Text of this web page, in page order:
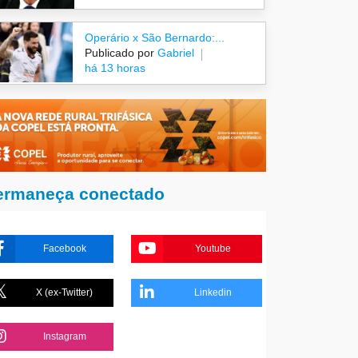
Operário x São Bernardo:...
Publicado por Gabriel
há 13 horas
conectado
Facebook Youtube
X (ex-Twitter) Linkedin
Instagram